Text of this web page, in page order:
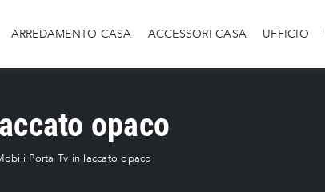
ARREDAMENTO CASA ACCESSORI CASA UFFICIO
opaco
Porta Tv in laccato opaco